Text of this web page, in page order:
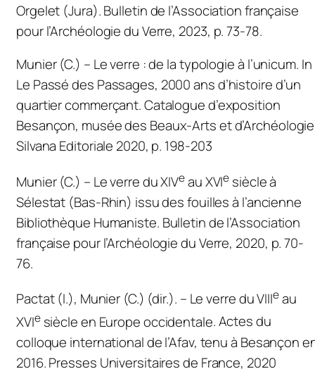
Orgelet (Jura).Bulletin de l’Association française
pour l’Archéologie du Verre, 2023, p. 73-78.
Munier (C.) – Le verre : de la typologie à l’unicum. In
Le Passé des Passages, 2000 ans d’histoire d’un
quartier commerçant. Catalogue d’exposition
Besançon, musée des Beaux-Arts et
Silvana Editoriale 2020, p. 198-203
Munier (C.) – Le verre du XIVeau XVIe siècle à
Sélestat (Bas-Rhin) issu des fouilles à l’ancienne
Bibliothèque Humaniste. Bulletin de l’Association
française pour l’Archéologie du Verre, 2020, p. 70-
76.
Pactat (I.), Munier (C.) (dir.). – Le verre du VIIIeau
XVIesiècle en Europe occidentale. Actes du
colloque international de l’Afav, tenu à Besançon
2016. Presses Universitaires de France, 2020